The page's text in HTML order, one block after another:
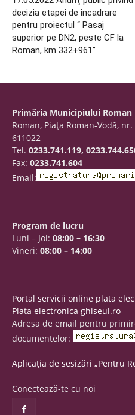
decizia etapei de încadrare
pentru proiectul “ Pasaj
superior pe DN2, peste CF la
Roman, km 332+961”
Primăria Municipiului Roman
Roman, Piaţa Roman-Vodă,
611022
Tel. 0233.741.119,
Fax: 0233.741.604
Email:
Program de lucru
Luni – Joi: 08:00 – 16:30
Vineri: 08:00 – 14:00
Portal servicii online plata
Plata electronica ghiseul.ro
Adresa de email pentru
documentelor:
Aplicația de sesizări „Pentru
Conectează-te cu noi